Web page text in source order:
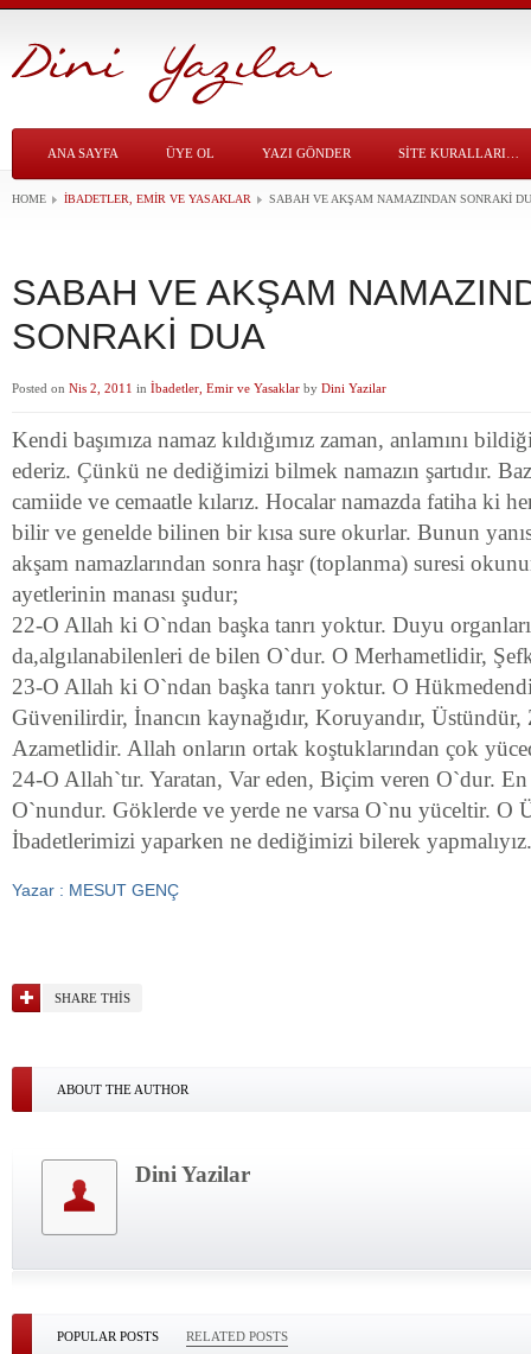
ANA SAYFA ÜYE OL YAZI GÖNDER SITE KURALLARI…
HOME İBADETLER, EMIR VE YASAKLAR SABAH VE AKŞAM NAMAZINDAN SONRAKİ
SABAH VE AKŞAM
SONRAKİ DUA
Posted on Nis 2, 2011 in İbadetler, Emir ve Yasaklar by Dini Yazilar
Kendi başımıza namaz kıldığımız zaman, anlamını
ederiz. Çünkü ne dediğimizi bilmek namazın şartıdır.
camiide ve cemaatle kılarız. Hocalar namazda fatiha ki
bilir ve genelde bilinen bir kısa sure okurlar. Bunun
akşam namazlarından sonra haşr (toplanma) suresi
ayetlerinin manası şudur;
22-O Allah ki O`ndan başka tanrı yoktur. Duyu
da,algılanabilenleri de bilen O`dur. O Merhametlidir,
23-O Allah ki O`ndan başka tanrı yoktur. O
Güvenilirdir, İnancın kaynağıdır, Koruyandır, Üstündür,
Azametlidir. Allah onların ortak koştuklarından çok
24-O Allah`tır. Yaratan, Var eden, Biçim veren O`dur.
O`nundur. Göklerde ve yerde ne varsa O`nu yüceltir. O
İbadetlerimizi yaparken ne dediğimizi bilerek yapmalıyız.
Yazar : MESUT GENÇ
SHARE THIS
ABOUT THE AUTHOR
Dini Yazilar
POPULAR POSTS RELATED POSTS